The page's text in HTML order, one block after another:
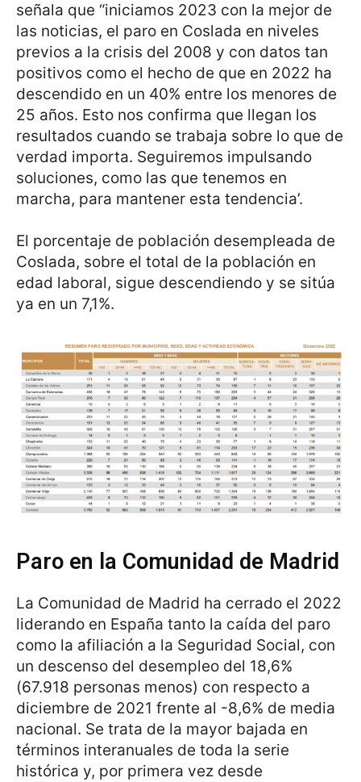
señala que “iniciamos 2023 con la mejor de
las noticias, el paro en Coslada en niveles
previos a la crisis del 2008 y con datos tan
positivos como el hecho de que en 2022 ha
descendido en un 40% entre los menores de
25 años. Esto nos confirma que llegan los
resultados cuando se trabaja sobre lo que de
verdad importa. Seguiremos impulsando
soluciones, como las que tenemos en
marcha, para mantener esta tendencia’.
El porcentaje de población desempleada de
Coslada, sobre el total de la población en
edad laboral, sigue descendiendo y se sitúa
ya en un 7,1%.
Paro en la Comunidad de Madrid
La Comunidad de Madrid ha cerrado el 2022
liderando en España tanto la caída del paro
como la afiliación a la Seguridad Social, con
un descenso del desempleo del 18,6%
(67.918 personas menos) con respecto a
diciembre de 2021 frente al -8,6% de media
nacional. Se trata de la mayor bajada en
términos interanuales de toda la serie
histórica y, por primera vez desde